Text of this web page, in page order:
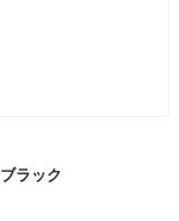
ラック